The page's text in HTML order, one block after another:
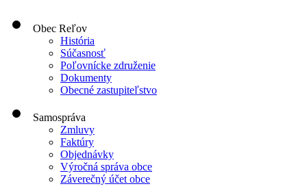
Obec Reľov
História
Súčasnosť
Poľovnícke združenie
Dokumenty
Obecné zastupiteľstvo
Samospráva
Zmluvy
Faktúry
Objednávky
Výročná správa obce
Záverečný účet obce